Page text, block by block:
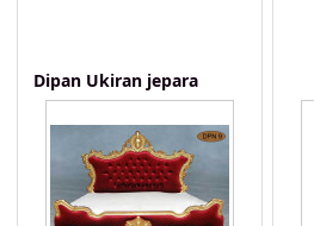
Dipan Ukiran jepara